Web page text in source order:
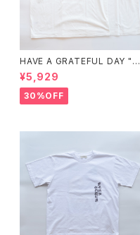
HAVE A GRATEFUL DAY "T-
SHIRT -STONED"
¥5,929
30%OFF